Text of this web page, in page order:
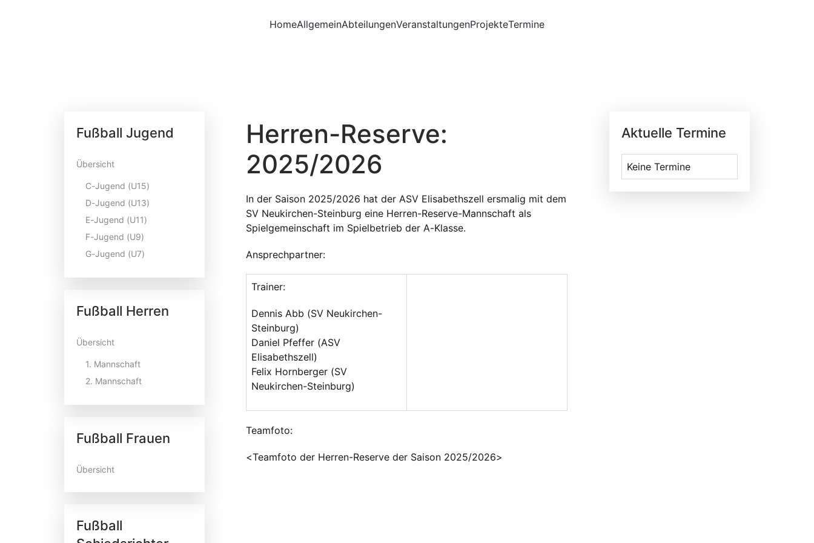
HomeAllgemeinAbteilungenVeranstaltungenProjekteTermine
Fußball Jugend
Übersicht
C-Jugend (U15)
D-Jugend (U13)
E-Jugend (U11)
F-Jugend (U9)
G-Jugend (U7)
Fußball Herren
Übersicht
1. Mannschaft
2. Mannschaft
Fußball Frauen
Übersicht
Fußball
Herren-Reserve:
2025/2026
In der Saison 2025/2026 hat der ASV Elisabethszell ersmalig mit dem
SV Neukirchen-Steinburg eine Herren-Reserve-Mannschaft als
Spielgemeinschaft im Spielbetrieb der A-Klasse.
Ansprechpartner:
Trainer:
Dennis Abb (SV Neukirchen-
Steinburg)
Daniel Pfeffer (ASV
Elisabethszell)
Felix Hornberger (SV
Neukirchen-Steinburg)
Teamfoto:
<Teamfoto der Herren-Reserve der Saison 2025/2026>
Aktuelle Termine
Keine Termine